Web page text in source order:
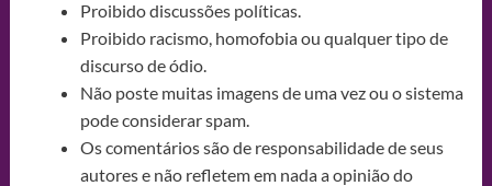
Proibido discussões políticas.
Proibido racismo, homofobia ou qualquer tipo de
discurso de ódio.
Não poste muitas imagens de uma vez ou o sistema
pode considerar spam.
Os comentários são de responsabilidade de seus
autores e não refletem em nada a opinião do